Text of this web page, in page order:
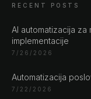
RECENT POSTS
AI automatizacija za
implementacije
7/26/2026
Automatizacija
7/22/2026